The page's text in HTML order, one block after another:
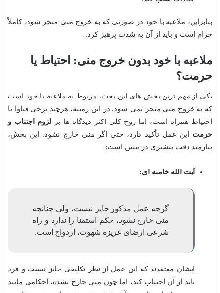
بنابراین، ملاعبه با خود در صورتی که به خروج منی منجر شود، کاملاً
حرام است و باید از آن به شدت پرهیز کرد.
ملاعبه با خود بدون خروج منی: احتیاط یا
حرمت؟
یکی از مهم ترین بخش های این بحث، مربوط به ملاعبه با خود است
که به خروج منی منجر نمی شود. در این زمینه، هرچند برخی فتاوا با
احتیاط همراه است، اما روح کلی اکثر دیدگاه ها بر لزوم اجتناب و
حرمت این عمل تأکید دارد، حتی اگر منی خارج نشود. این بخش،
نیازمند دقت بیشتری در تبیین است:
آیت الله خامنه ای:
گرچه عمل مذکور جایز نیست، ولی چنانچه
منی خارج نشود، حکم استمنا را ندارد و راه
شرعی ارضای غریزه شهوت، ازدواج است.
ایشان معتقدند که این عمل از نظر تکلیفی جایز نیست و فرد
باید از آن اجتناب کند، اما چون منی خارج نشده، احکامی مانند